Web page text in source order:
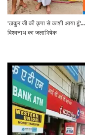
'ठाकुर जी की कृपा से काशी आया
विश्वनाथ का जलाभिषेक